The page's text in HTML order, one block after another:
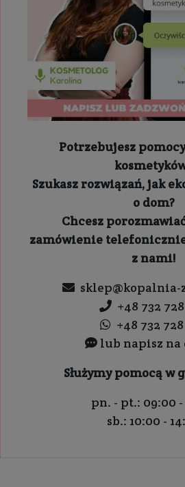
Potrzebujesz
Szukasz rozwiązań, jak
o dom?
Chcesz
zamówienie
z nami!
+48 732
+48 732
lub napisz na
Służymy pomocą w
pn. - pt.: 09:00 -
sb.: 10:00 -